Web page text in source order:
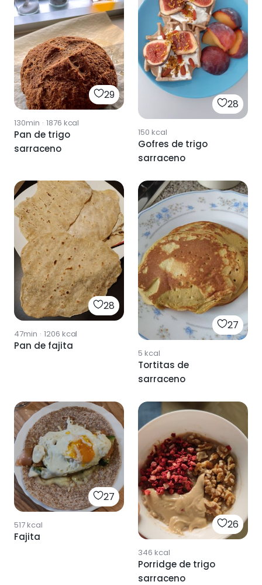
29
130min · 1876 kcal
Pan de trigo
sarraceno
28
150 kcal
Gofres de trigo
sarraceno
28
47min · 1206 kcal
Pan de fajita
27
5 kcal
Tortitas de
sarraceno
27
517kcal
Fajita
26
346 kcal
Porridge de trigo
sarraceno